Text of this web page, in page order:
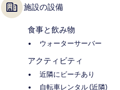
施設の設備
食事と飲み物
ウォーターサーバー
アクティビティ
近隣にビーチあり
自転車レンタル (近隣)